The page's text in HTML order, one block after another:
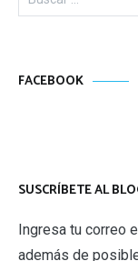
FACEBOOK
SUSCRÍBETE AL
Ingresa tu correo
además de